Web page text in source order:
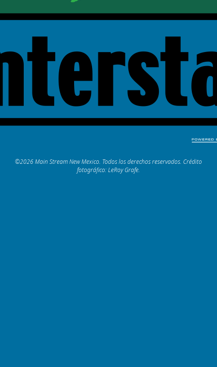
©2026 Main Stream New Mexico. Todos los derechos reservados. Crédito
fotográfico: LeRoy Grafe.